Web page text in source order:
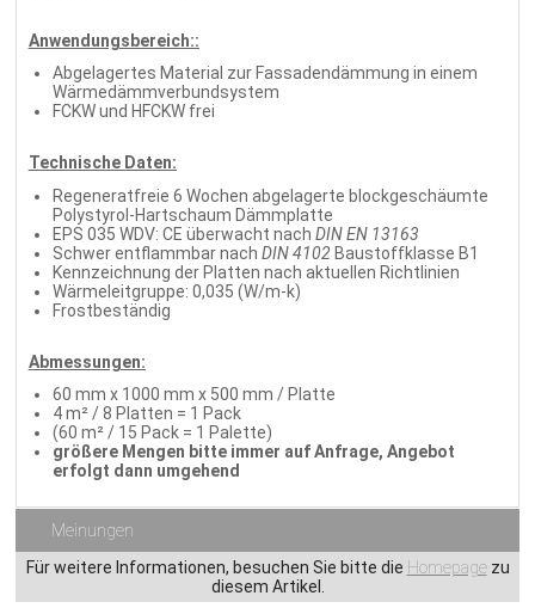
Anwendungsbereich::
Abgelagertes Material zur Fassadendämmung in einem
Wärmedämmverbundsystem
FCKW und HFCKW frei
Technische Daten:
Regeneratfreie 6 Wochen abgelagerte blockgeschäumte
Polystyrol-Hartschaum Dämmplatte
EPS 035 WDV: CE überwacht nach DIN EN 13163
Schwer entflammbar nach DIN 4102 Baustoffklasse B1
Kennzeichnung der Platten nach aktuellen Richtlinien
Wärmeleitgruppe: 0,035 (W/m-k)
Frostbeständig
Abmessungen:
60 mm x 1000 mm x 500 mm / Platte
4 m² / 8 Platten = 1 Pack
(60 m² / 15 Pack = 1 Palette)
größere Mengen bitte immer auf Anfrage, Angebot
erfolgt dann umgehend
Meinungen
Für weitere Informationen, besuchen Sie bitte die Homepagezu
diesem Artikel.